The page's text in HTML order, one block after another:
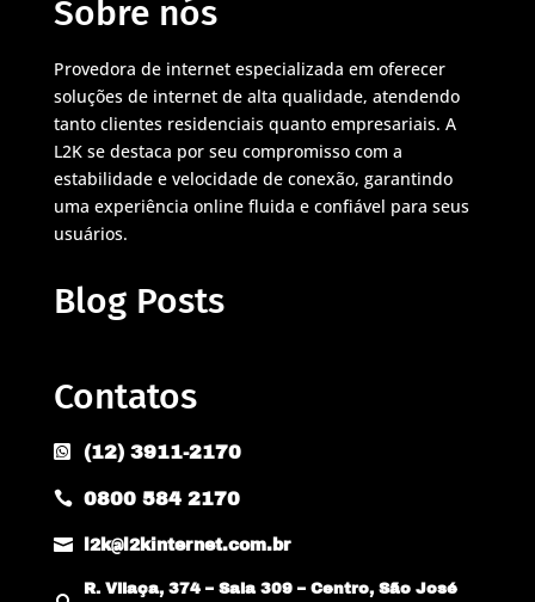
Sobre nós
Provedora de internet especializada em oferecer
soluções de internet de alta qualidade, atendendo
tanto clientes residenciais quanto empresariais. A
L2K se destaca por seu compromisso com a
estabilidade e velocidade de conexão, garantindo
uma experiência online fluida e confiável para seus
usuários.
Blog Posts
Contatos
 (12) 3911-2170
 0800 584 2170
 l2k@l2kinternet.com.br
R. Vilaça, 374 – Sala 309 – Centro, São José